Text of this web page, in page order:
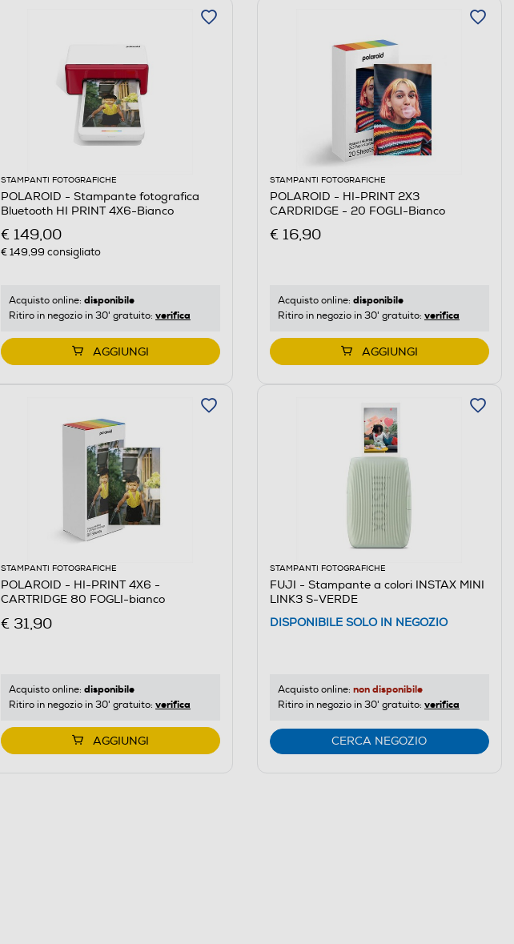
STAMPANTI FOTOGRAFICHE
POLAROID - Stampante fotografica
Bluetooth HI PRINT 4X6-Bianco
€ 149,00
€ 149,99 consigliato
Acquisto online: disponibile
Ritiro in negozio in 30' gratuito: verifica
AGGIUNGI
STAMPANTI FOTOGRAFICHE
POLAROID - HI-PRINT 2X3
CARDRIDGE - 20 FOGLI-Bianco
€ 16,90
Acquisto online: disponibile
Ritiro in negozio in 30' gratuito: verifica
AGGIUNGI
STAMPANTI FOTOGRAFICHE
POLAROID - HI-PRINT 4X6 -
CARTRIDGE 80 FOGLI-bianco
€ 31,90
Acquisto online: disponibile
Ritiro in negozio in 30' gratuito: verifica
AGGIUNGI
STAMPANTI FOTOGRAFICHE
FUJI - Stampante a colori INSTAX MINI
LINK3 S-VERDE
DISPONIBILE SOLO IN NEGOZIO
Acquisto online: non disponibile
Ritiro in negozio in 30' gratuito: verifica
CERCA NEGOZIO